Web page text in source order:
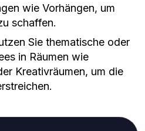
wie Vorhängen, um
schaffen.
Sie thematische oder
in Räumen wie
Kreativräumen, um die